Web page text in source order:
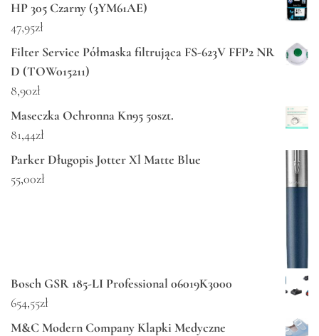
HP 305 Czarny (3YM61AE)
47,95zł
Filter Service Półmaska filtrująca FS-623V FFP2 NR
D (TOW015211)
8,90zł
Maseczka Ochronna Kn95 50szt.
81,44zł
Parker Długopis Jotter Xl Matte Blue
55,00zł
Bosch GSR 185-LI Professional 06019K3000
654,55zł
M&C Modern Company Klapki Medyczne